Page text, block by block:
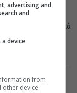
πολιτικά, κοινωνικά
σαν σήμερα 20
advertising and
and
device
from
other device